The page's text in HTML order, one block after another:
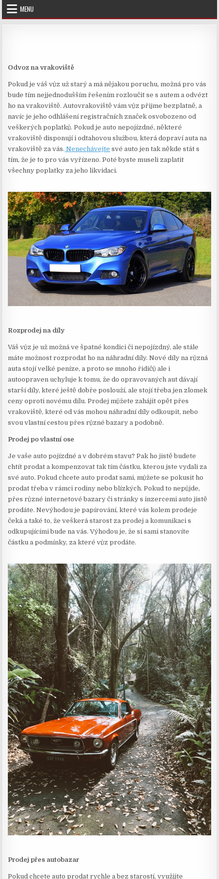
Skip
content
MENU
Odvoz na vrakoviště
Pokud je váš vůz už starý a má nějakou poruchu, možná pro vás
bude tím nejjednodušším řešením rozloučit se s autem a odvézt
ho na vrakoviště. Autovrakoviště vám vůz přijme bezplatně, a
navíc je jeho odhlášení registračních značek osvobozeno od
veškerých poplatků. Pokud je auto nepojízdné, některé
vrakoviště disponují i odtahovou službou, která dopraví auta na
vrakoviště za vás. Nenechávejte své auto jen tak někde stát s
tím, že je to pro vás vyřízeno. Poté byste museli zaplatit
všechny poplatky za jeho likvidaci.
Rozprodej na díly
Váš vůz je už možná ve špatné kondici či nepojízdný, ale stále
máte možnost rozprodat ho na náhradní díly. Nové díly na různá
auta stojí velké peníze, a proto se mnoho řidičů ale i
autoopraven uchyluje k tomu, že do opravovaných aut dávají
starší díly, které ještě dobře poslouží, ale stojí třeba jen zlomek
ceny oproti novému dílu. Prodej můžete zahájit opět přes
vrakoviště, které od vás mohou náhradní díly odkoupit, nebo
svou vlastní cestou přes různé bazary a podobně.
Prodej po vlastní ose
Je vaše auto pojízdné a v dobrém stavu? Pak ho jistě budete
chtít prodat a kompenzovat tak tím částku, kterou jste vydali za
své auto. Pokud chcete auto prodat sami, můžete se pokusit ho
prodat třeba v rámci rodiny nebo blízkých. Pokud to nepůjde,
přes různé internetové bazary či stránky s inzercemi auto jistě
prodáte. Nevýhodou je papírování, které vás kolem prodeje
čeká a také to, že veškerá starost za prodej a komunikaci s
odkupujícími bude na vás. Výhodou je, že si sami stanovíte
částku a podmínky, za které vůz prodáte.
Prodej přes autobazar
Pokud chcete auto prodat rychle a bez starostí, využijte